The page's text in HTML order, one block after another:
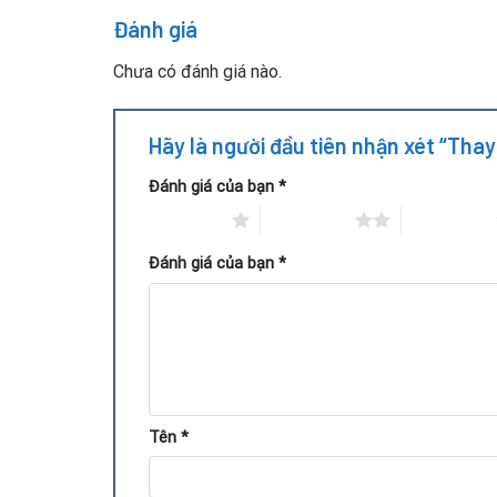
Quy trình thay quạt tản nhiệt
Đánh giá
Chưa có đánh giá nào.
Hãy là người đầu tiên nhận xét
Đánh giá của bạn *
Đánh giá của bạn *
Tên *